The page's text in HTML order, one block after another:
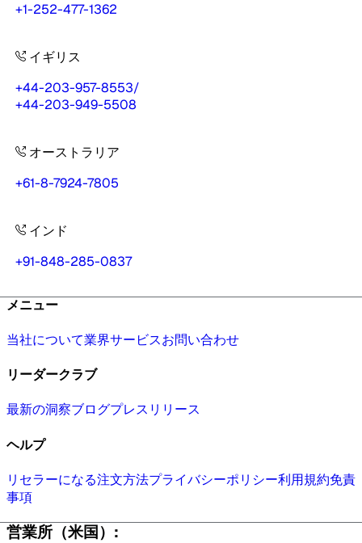
+1-252-477-1362
イギリス
+44-203-957-8553/
+44-203-949-5508
オーストラリア
+61-8-7924-7805
インド
+91-848-285-0837
メニュー
当社について業界サービスお問い合わせ
リーダークラブ
最新の洞察ブログプレスリリース
ヘルプ
リセラーになる注文方法プライバシーポリシー利用規約免責
事項
営業所（米国）: